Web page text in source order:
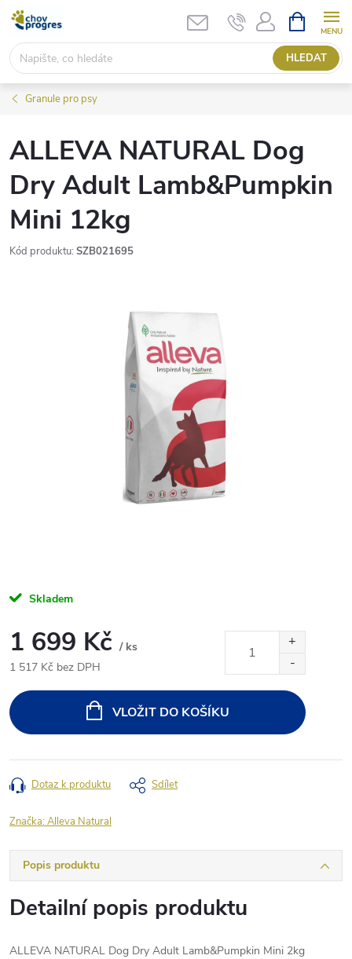
Přejít
obsah
HLEDAT
NÁKUPNÍ
KOŠÍK
Granule pro psy
ALLEVA NATURAL Dog
Dry Adult Lamb&Pumpkin
Mini 12kg
Kód produktu: SZB021695
Skladem
1 699 Kč / ks
1 517 Kč bez DPH
cena:
VLOŽIT DO KOŠÍKU
Dotaz k produktu Sdílet
Značka:Alleva Natural
Popis produktu
Detailní popis produktu
ALLEVA NATURAL Dog Dry Adult Lamb&Pumpkin Mini 2kg